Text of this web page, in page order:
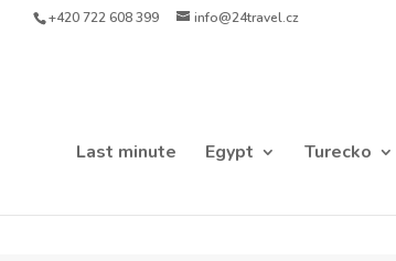
+420 722 608 399 info@24travel.cz
Last minute Egypt Turecko